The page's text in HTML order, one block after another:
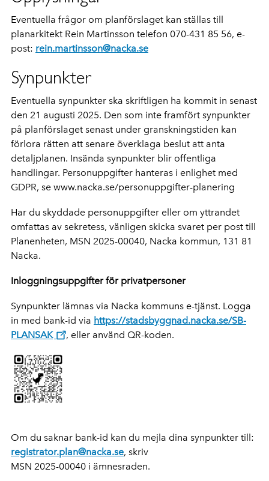
Eventuella frågor om planförslaget kan ställas till
planarkitekt Rein Martinsson telefon 070-431 85 56, e-
post: rein.martinsson@nacka.se
Synpunkter
Eventuella synpunkter ska skriftligen ha kommit in senast
den 21 augusti 2025. Den som inte framfört synpunkter
på planförslaget senast under granskningstiden kan
förlora rätten att senare överklaga beslut att anta
detaljplanen. Insända synpunkter blir offentliga
handlingar. Personuppgifter hanteras i enlighet med
GDPR, se www.nacka.se/personuppgifter-planering
Har du skyddade personuppgifter eller om yttrandet
omfattas av sekretess, vänligen skicka svaret per post till
Planenheten, MSN 2025-00040, Nacka kommun, 131 81
Nacka.
Inloggningsuppgifter för privatpersoner
Synpunkter lämnas via Nacka kommuns e-tjänst. Logga
in med bank-id via https://stadsbyggnad.nacka.se/SB-
PLANSAK
, eller använd QR-koden.
Om du saknar bank-id kan du mejla dina synpunkter till:
registrator.plan@nacka.se, skriv
MSN 2025-00040 i ämnesraden.